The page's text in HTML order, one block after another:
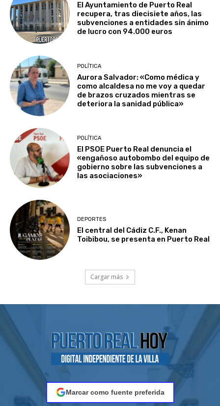
El Ayuntamiento de Puerto Real
recupera, tras diecisiete años, las
subvenciones a entidades sin ánimo
de lucro con 94.000 euros
POLÍTICA
Aurora Salvador: «Como médica y
como alcaldesa no me voy a quedar
de brazos cruzados mientras se
deteriora la sanidad pública»
POLÍTICA
El PSOE Puerto Real denuncia el
«engañoso autobombo del equipo de
gobierno sobre las subvenciones a
las asociaciones»
DEPORTES
El central del Cádiz C.F., Kenan
Toibibou, se presenta en Puerto Real
Cargar más
Marcar como fuente preferida